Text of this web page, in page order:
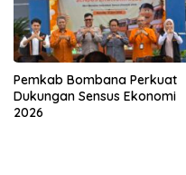
Pemkab Bombana Perkuat
Dukungan Sensus Ekonomi
2026